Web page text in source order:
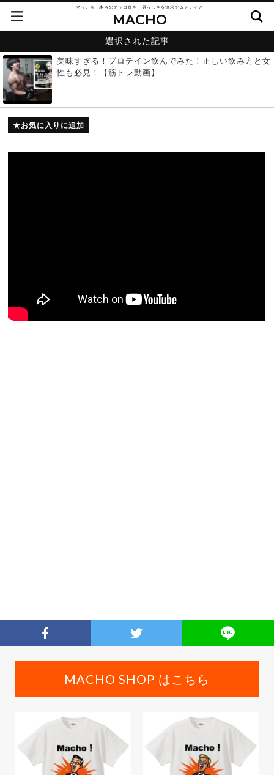
マッチョ！本当のカッコ良さ、男らしさを追求するメディア
MACHO
選択された記事
美味すぎる！プロテイン飲んでみた！正しい飲み方と女
性も必見！【筋トレ動画】
お気に入りに追加
MACHO SHOP はこちら